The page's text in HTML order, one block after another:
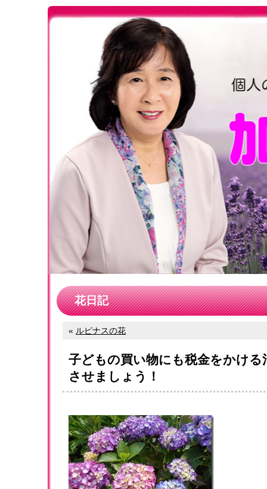
花日記
« ルピナスの花
子どもの買い物にも税金をかける
させましょう！